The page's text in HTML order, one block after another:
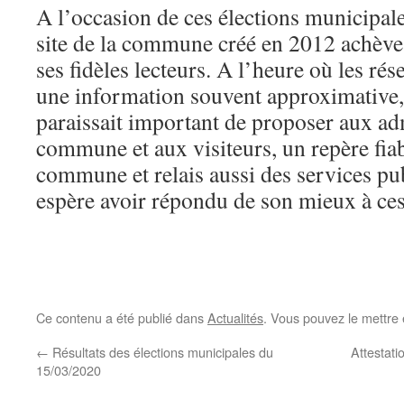
A l’occasion de ces élections
site de la commune créé en 2012
ses fidèles lecteurs. A l’heure où les
une information souvent
paraissait important de proposer aux
commune et aux visiteurs, un repère
commune et relais aussi des services
espère avoir répondu de son mieux à
Ce contenu a été publié dansActualités. Vous pouvez le
← Résultats des élections municipales du
15/03/2020